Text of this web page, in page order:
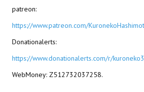
Патчи
Mass Effect 2
patreon:
https://www.patreon.com/
Donationalerts:
https://www.donationalerts.com/r/
WebMoney: Z512732037258.